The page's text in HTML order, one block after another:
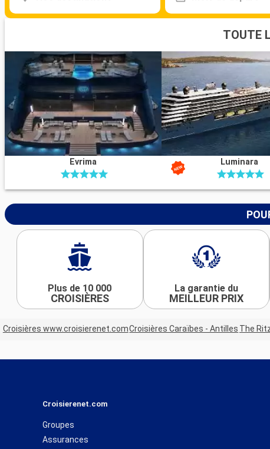
TOUTE
Evrima Luminara
Plus de 10 000
CROISIÈRES
La garantie du
MEILLEUR PRIX
Croisières www.croisierenet.comCroisières Caraïbes - Antilles The
Croisierenet.com
Groupes
Assurances